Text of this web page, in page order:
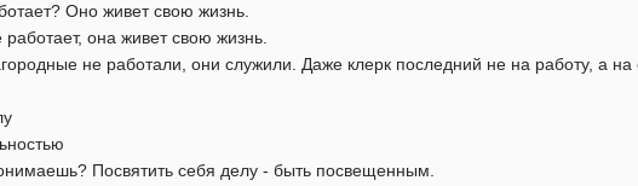
Оно живет свою жизнь.
она живет свою жизнь.
не работали, они служили. Даже клерк последний не на работу, а на
Посвятить себя делу - быть посвещенным.